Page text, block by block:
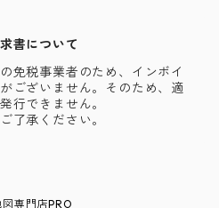
書について
免税事業者のため、インボイ
ございません。そのため、適
行できません。
了承ください。
専門店PRO